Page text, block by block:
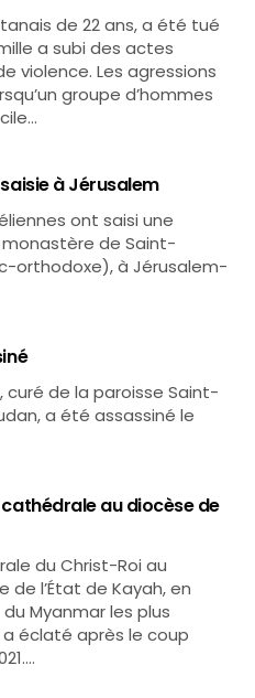
de 22 ans, a été tué
a subi des actes
violence. Les agressions
groupe d’hommes
à Jérusalem
ont saisi une
de Saint-
orthodoxe), à Jérusalem-
curé de la paroisse Saint-
a été assassiné le
au diocèse de
du Christ-Roi au
de l’État de Kayah, en
Myanmar les plus
éclaté après le coup